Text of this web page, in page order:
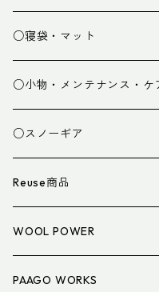
パンツ
グローブ
スパッツ・ゲイター
衣類小物
アイウェア
○寝袋・マット
寝袋
マット
寝具小物
○小物・メンテナンス・ケ
○スノーギア
Reuse商品
WOOL POWER
PAAGO WORKS